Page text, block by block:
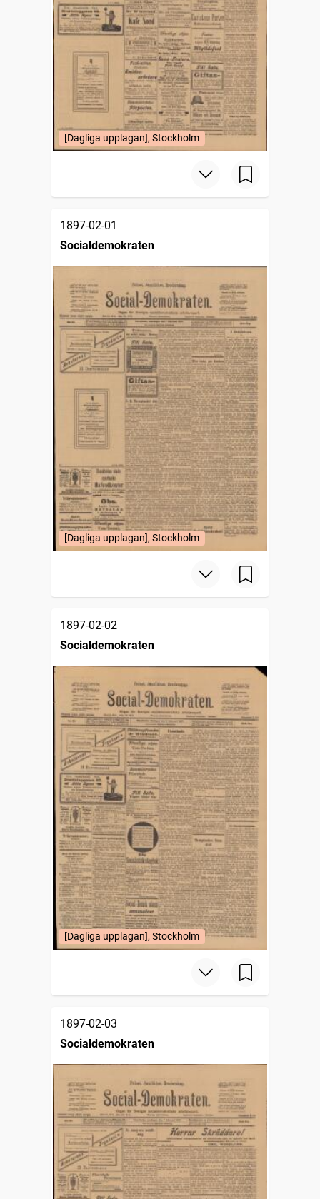
[Dagliga upplagan], Stockholm
1897-02-01
Socialdemokraten
[Dagliga upplagan], Stockholm
1897-02-02
Socialdemokraten
[Dagliga upplagan], Stockholm
1897-02-03
Socialdemokraten